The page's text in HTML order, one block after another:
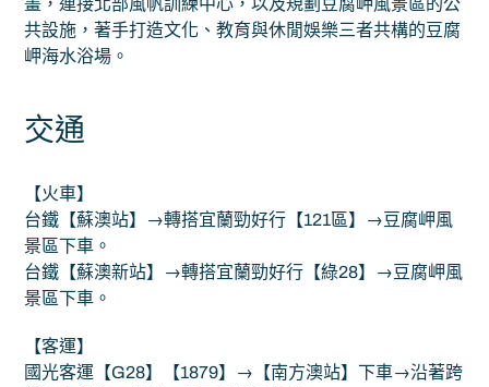
共設施，著手打造文化、教育與休閒娛樂三者共構的豆腐
岬海水浴場。
交通
【火車】
台鐵【蘇澳站】→轉搭宜蘭勁好行【121區】→豆腐岬風
景區下車。
台鐵【蘇澳新站】→轉搭宜蘭勁好行【綠28】→豆腐岬風
景區下車。
【客運】
國光客運【G28】【1879】→【南方澳站】下車→沿著跨